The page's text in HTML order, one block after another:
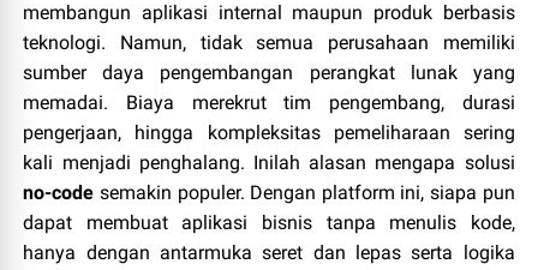
membangun aplikasi internal maupun produk berbasis
teknologi. Namun, tidak semua perusahaan memiliki
sumber daya pengembangan perangkat lunak yang
memadai. Biaya merekrut tim pengembang, durasi
pengerjaan, hingga kompleksitas pemeliharaan sering
kali menjadi penghalang. Inilah alasan mengapa solusi
no‑code semakin populer. Dengan platform ini, siapa pun
dapat membuat aplikasi bisnis tanpa menulis kode,
hanya dengan antarmuka seret dan lepas serta logika